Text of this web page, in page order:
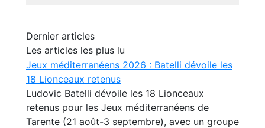
Dernier articles
Les articles les plus lu
Jeux méditerranéens 2026 : Batelli dévoile les
18 Lionceaux retenus
Ludovic Batelli dévoile les 18 Lionceaux
retenus pour les Jeux méditerranéens de
Tarente (21 août-3 septembre), avec un groupe